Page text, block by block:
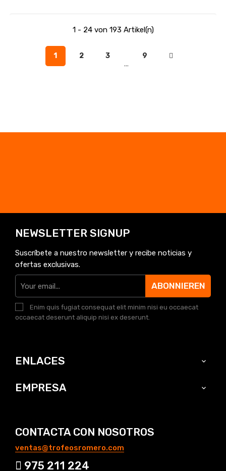
1 - 24 von 193 Artikel(n)
1 2 3
…
9
NEWSLETTER SIGNUP
Suscríbete a nuestro newsletter y recibe noticias y
ofertas exclusivas.
ABONNIEREN
Enim quis fugiat consequat elit minim nisi eu occaecat
occaecat deserunt aliquip nisi ex deserunt.
ENLACES 
EMPRESA 
CONTACTA CON NOSOTROS
ventas@trofeosromero.com
975 211 224